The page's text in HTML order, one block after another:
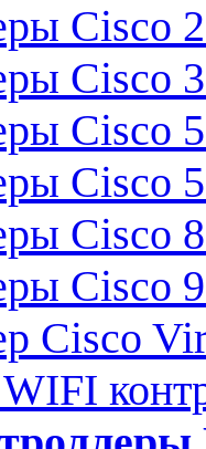
Cisco
Cisco
Cisco
Cisco
Cisco
Cisco
Cisco